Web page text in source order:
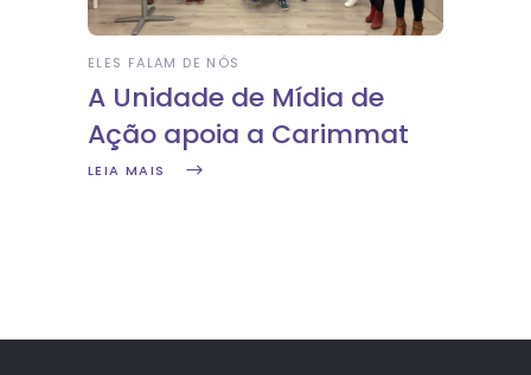
ELES FALAM DE NÓS
A Unidade de Mídia de
Ação apoia a Carimmat
LEIA MAIS